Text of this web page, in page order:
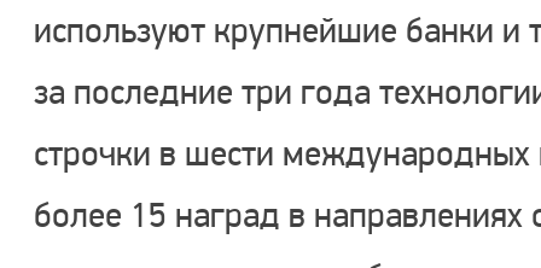
используют крупнейшие банки и
за последние три года
строчки в шести
более 15 наград в направлениях